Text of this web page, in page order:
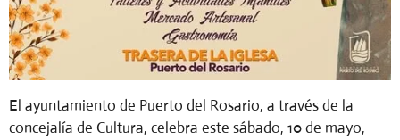
El ayuntamiento de Puerto del Rosario, a través de la
concejalía de Cultura, celebra este sábado, 10 de mayo,